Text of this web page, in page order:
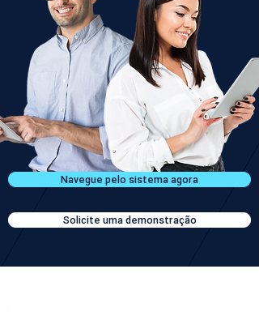
Navegue pelo sistema agora
Solicite uma demonstração